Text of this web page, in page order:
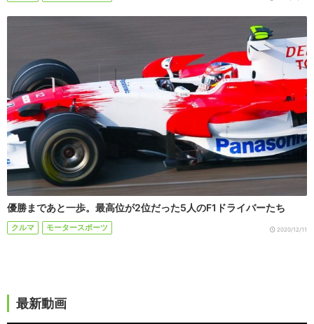
優勝まであと一歩。最高位が2位だった5人のF1ドライバーたち
クルマ モータースポーツ 2020/12/11
最新動画